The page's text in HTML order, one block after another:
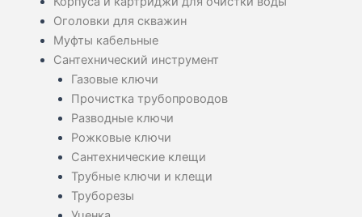
Оголовки для скважин
Муфты кабельные
Сантехнический инструмент
Газовые ключи
Прочистка трубопроводов
Разводные ключи
Рожковые ключи
Сантехнические клещи
Трубные ключи и клещи
Труборезы